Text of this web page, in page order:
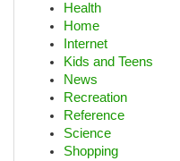
Health
Home
Internet
Kids and Teens
News
Recreation
Reference
Science
Shopping